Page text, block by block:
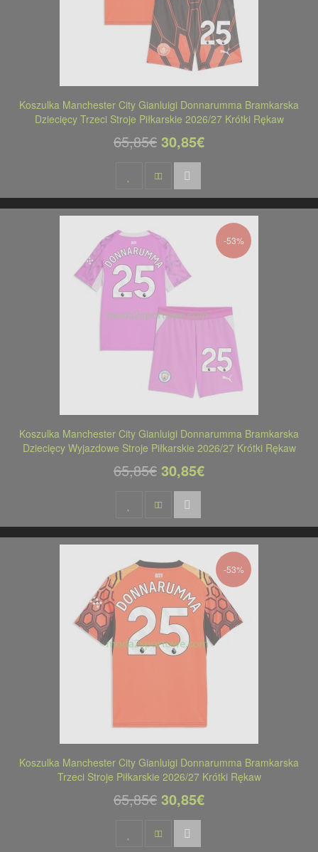
Koszulka Manchester City Gianluigi Donnarumma Bramkarska
Dziecięcy Trzeci Stroje Piłkarskie 2026/27 Krótki Rękaw
65,85€ 30,85€
-53%
Koszulka Manchester City Gianluigi Donnarumma Bramkarska
Dziecięcy Wyjazdowe Stroje Piłkarskie 2026/27 Krótki Rękaw
65,85€ 30,85€
-53%
Koszulka Manchester City Gianluigi Donnarumma Bramkarska
Trzeci Stroje Piłkarskie 2026/27 Krótki Rękaw
65,85€ 30,85€